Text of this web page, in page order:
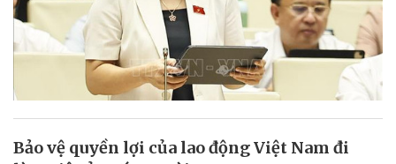
Bảo vệ quyền lợi của lao động Việt Nam đi